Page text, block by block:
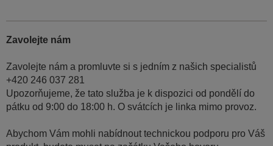
Zavolejte nám
Zavolejte nám a promluvte si s jedním z našich specialistů
+420 246 037 281
Upozorňujeme, že tato služba je k dispozici od pondělí do
pátku od 9:00 do 18:00 h. O svátcích je linka mimo provoz.
Abychom Vám mohli nabídnout technickou podporu pro Váš